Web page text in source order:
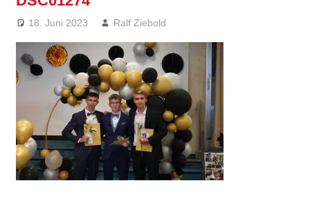
18. Juni 2023 Ralf Ziebold